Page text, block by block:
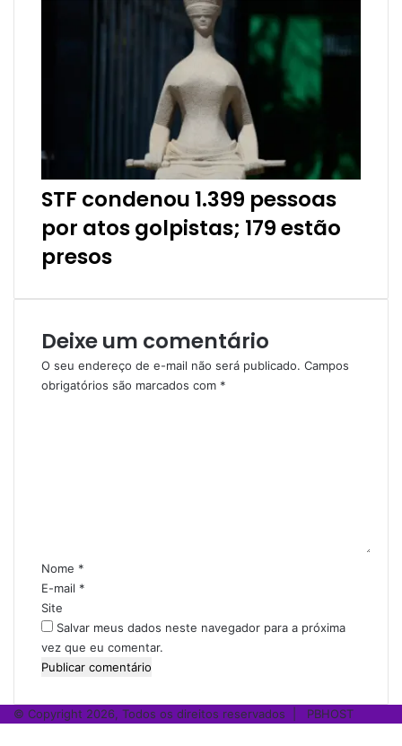
STF condenou 1.399 pessoas
por atos golpistas; 179 estão
presos
Deixe um comentário
O seu endereço de e-mail não será publicado. Campos
obrigatórios são marcados com *
i
o
*
Nome *
E-mail *
Site
Salvar meus dados neste navegador para a próxima
vez que eu comentar.
© Copyright 2026, Todos os direitos reservados |
PBHOST